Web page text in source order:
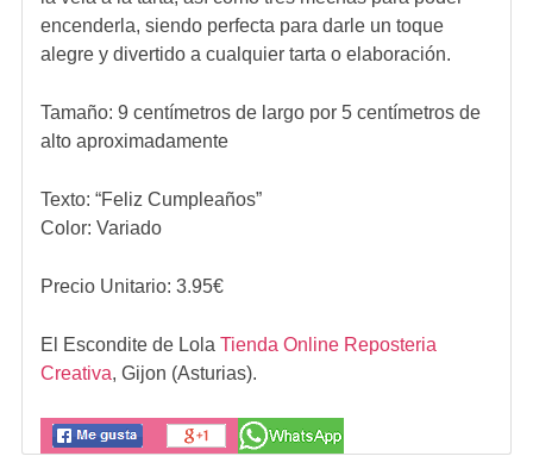
encenderla, siendo perfecta para darle un toque
alegre y divertido a cualquier tarta o elaboración.
Tamaño: 9 centímetros de largo por 5 centímetros de
alto aproximadamente
Texto: “Feliz Cumpleaños”
Color: Variado
Precio Unitario: 3.95€
El Escondite de Lola Tienda Online Reposteria
Creativa, Gijon (Asturias).